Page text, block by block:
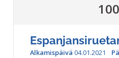
Alkamispäivä 04.01.2021